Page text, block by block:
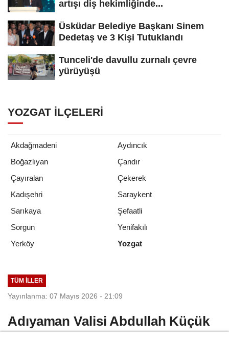
artışı diş hekimliğinde...
Üsküdar Belediye Başkanı Sinem
Dedetaş ve 3 Kişi Tutuklandı
Tunceli'de davullu zurnalı çevre
yürüyüşü
YOZGAT İLÇELERI
Akdağmadeni
Aydıncık
Boğazlıyan
Çandır
Çayıralan
Çekerek
Kadışehri
Saraykent
Sarıkaya
Şefaatli
Sorgun
Yenifakılı
Yerköy
Yozgat
TÜM İLLER
Yayınlanma: 07 Mayıs 2026 - 21:09
Adıyaman Valisi Abdullah Küçük